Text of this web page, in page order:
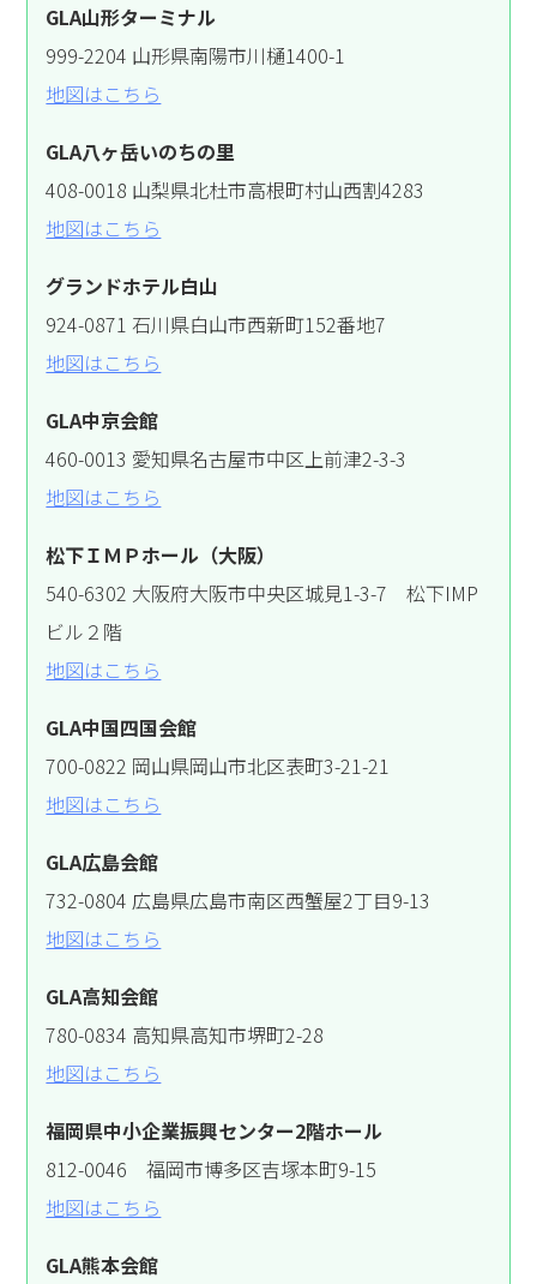
GLA山形ターミナル
999-2204 山形県南陽市川樋1400-1
地図はこちら
GLA八ヶ岳いのちの里
408-0018 山梨県北杜市高根町村山西割4283
地図はこちら
グランドホテル白山
924-0871 石川県白山市西新町152番地7
地図はこちら
GLA中京会館
460-0013 愛知県名古屋市中区上前津2-3-3
地図はこちら
松下ＩＭＰホール（大阪）
540-6302 大阪府大阪市中央区城見1-3-7 松下IMP
ビル２階
地図はこちら
GLA中国四国会館
700-0822 岡山県岡山市北区表町3-21-21
地図はこちら
GLA広島会館
732-0804 広島県広島市南区西蟹屋2丁目9-13
地図はこちら
GLA高知会館
780-0834 高知県高知市堺町2-28
地図はこちら
福岡県中小企業振興センター2階ホール
812-0046 福岡市博多区吉塚本町9-15
地図はこちら
GLA熊本会館